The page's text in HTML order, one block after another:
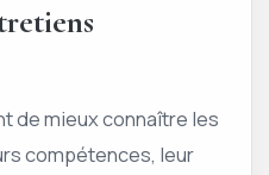
de mieux connaître les
compétences, leur